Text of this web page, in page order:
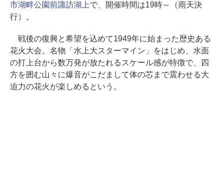
市湖畔公園前諏訪湖上で、開催時間は19時～（雨天決
行）。
戦後の復興と希望を込めて1949年に始まった歴史ある
花火大会。名物「水上大スターマイン」をはじめ、水面
の打上台から数万発が放たれるスケール感が特徴で、四
方を囲む山々に爆音がこだまして体の芯まで震わせる大
迫力の花火が楽しめるという。